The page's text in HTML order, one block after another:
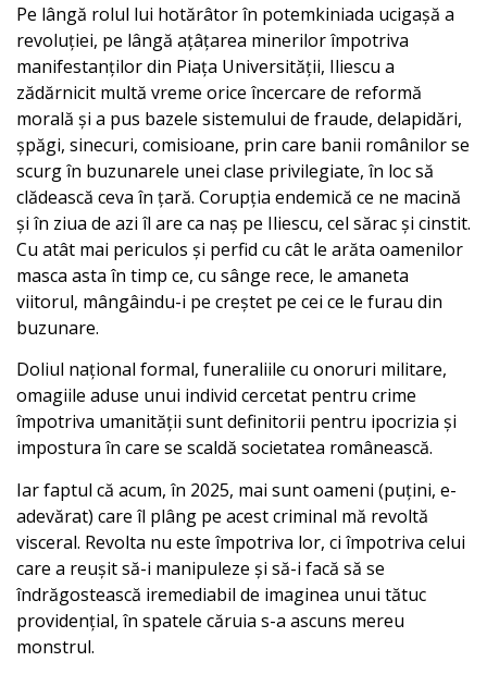
Pe lângă rolul lui hotărâtor în potemkiniada ucigașă a
revoluției, pe lângă ațâțarea minerilor împotriva
manifestanților din Piața Universității, Iliescu a
zădărnicit multă vreme orice încercare de reformă
morală și a pus bazele sistemului de fraude, delapidări,
șpăgi, sinecuri, comisioane, prin care banii românilor se
scurg în buzunarele unei clase privilegiate, în loc să
clădească ceva în țară. Corupția endemică ce ne macină
și în ziua de azi îl are ca naș pe Iliescu, cel sărac și cinstit.
Cu atât mai periculos și perfid cu cât le arăta oamenilor
masca asta în timp ce, cu sânge rece, le amaneta
viitorul, mângâindu-i pe creștet pe cei ce le furau din
buzunare.
Doliul național formal, funeraliile cu onoruri militare,
omagiile aduse unui individ cercetat pentru crime
împotriva umanității sunt definitorii pentru ipocrizia și
impostura în care se scaldă societatea românească.
Iar faptul că acum, în 2025, mai sunt oameni (puțini, e-
adevărat) care îl plâng pe acest criminal mă revoltă
visceral. Revolta nu este împotriva lor, ci împotriva celui
care a reușit să-i manipuleze și să-i facă să se
îndrăgostească iremediabil de imaginea unui tătuc
providențial, în spatele căruia s-a ascuns mereu
monstrul.